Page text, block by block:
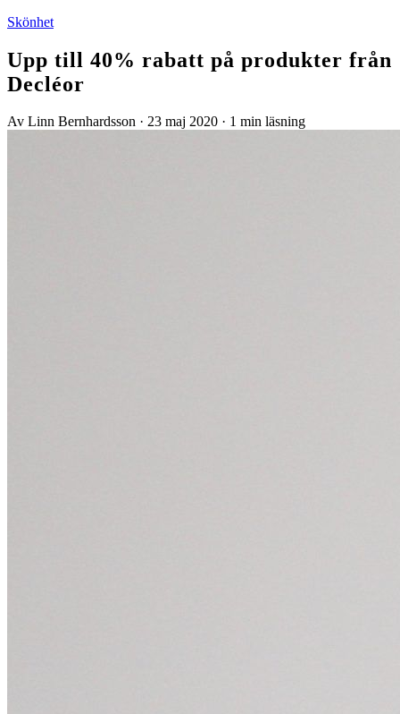
Skönhet
Upp till 40% rabatt på produkter från
Decléor
Av Linn Bernhardsson · 23 maj 2020 · 1 min läsning